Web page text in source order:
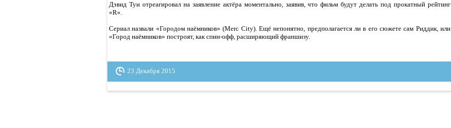
Дэвид Туи отреагировал на заявление актёра моментально, заявив, что фильм будут делать под прокатный рейтинг
«R».
Сериал назвали «Городом наёмников» (Merc City). Ещё непонятно, предполагается ли в его сюжете сам Риддик, или
«Город наёмников» построят, как спин-офф, расширяющий франшизу.
23 Декабря 2015